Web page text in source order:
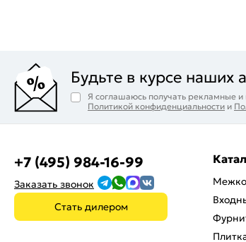
Будьте в курсе наших
Я соглашаюсь получать рекламные
Политикой конфиденциальности и
+7 (495) 984-16-99
Заказать звонок
Стать дилером